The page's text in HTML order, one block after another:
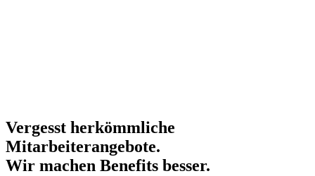
Vergesst herkömmliche
Mitarbeiterangebote.
Wir machen Benefits besser.